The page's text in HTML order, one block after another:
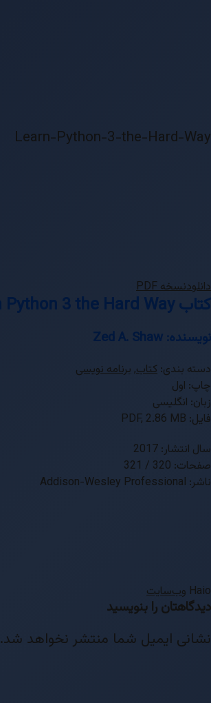
Learn-Python-3-the-Hard-Way
دانلودنسخه PDF
کتاب Learn Python 3 the Hard Way
نویسنده: Zed A. Shaw
دسته بندی: کتاب,برنامه نویسی
چاپ: اول
زبان: انگلیسی
فایل: PDF, 2.86 MB
سال انتشار: 2017
صفحات: 320 / 321
ناشر: Addison-Wesley Professional
Haio وب‌سایت
دیدگاهتان را بنویسید
نشانی ایمیل شما منتشر نخواهد شد.